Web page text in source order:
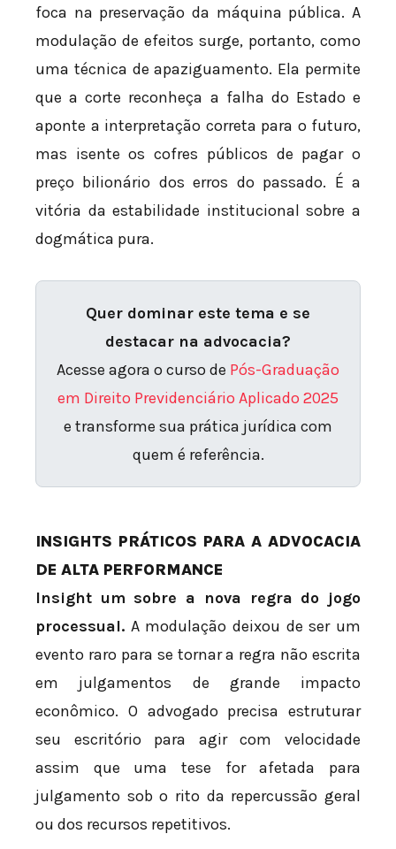
foca na preservação da máquina pública. A
modulação de efeitos surge, portanto, como
uma técnica de apaziguamento. Ela permite
que a corte reconheça a falha do Estado e
aponte a interpretação correta para o futuro,
mas isente os cofres públicos de pagar o
preço bilionário dos erros do passado. É a
vitória da estabilidade institucional sobre a
dogmática pura.
Quer dominar este tema e se
destacar na advocacia?
Acesse agora o curso de Pós-Graduação
em Direito Previdenciário Aplicado 2025
e transforme sua prática jurídica com
quem é referência.
INSIGHTS PRÁTICOS PARA A ADVOCACIA
DE ALTA PERFORMANCE
Insight um sobre a nova regra do jogo
processual. A modulação deixou de ser um
evento raro para se tornar a regra não escrita
em julgamentos de grande impacto
econômico. O advogado precisa estruturar
seu escritório para agir com velocidade
assim que uma tese for afetada para
julgamento sob o rito da repercussão geral
ou dos recursos repetitivos.